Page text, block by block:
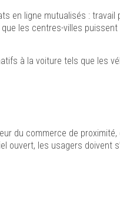
en ligne mutualisés :
les centres-villes
à la voiture tels que les
du commerce de
ouvert, les usagers doivent